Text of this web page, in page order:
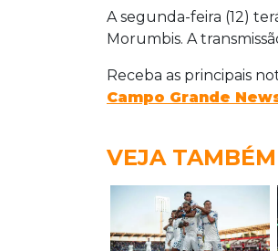
A segunda-feira (12)
Morumbis. A
Receba as principais
Campo Grande
VEJA TAMBÉM